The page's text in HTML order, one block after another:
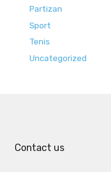
Partizan
Sport
Tenis
Uncategorized
Contact us